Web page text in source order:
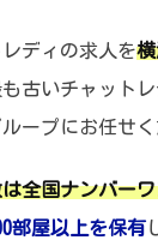
ディの求人を
古いチャット
ープにお任せく
全国ナンバー
部屋以上を保有